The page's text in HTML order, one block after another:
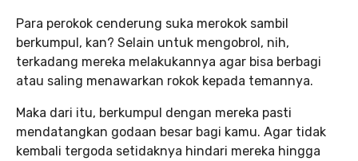
Para perokok cenderung suka merokok sambil
berkumpul, kan? Selain untuk mengobrol, nih,
terkadang mereka melakukannya agar bisa berbagi
atau saling menawarkan rokok kepada temannya.
Maka dari itu, berkumpul dengan mereka pasti
mendatangkan godaan besar bagi kamu. Agar tidak
kembali tergoda setidaknya hindari mereka hingga